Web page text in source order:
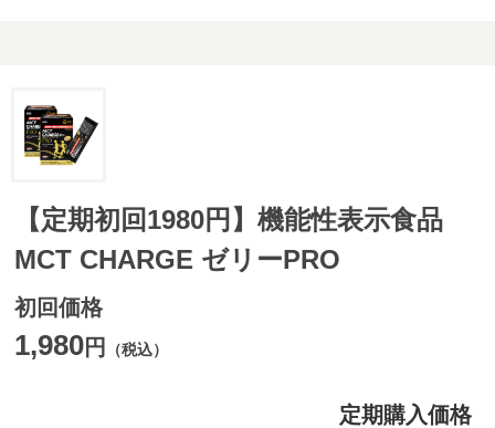
【定期初回1980円】機能性表示食品
MCT CHARGE ゼリーPRO
初回価格
1,980円 （税込）
定期購入価格